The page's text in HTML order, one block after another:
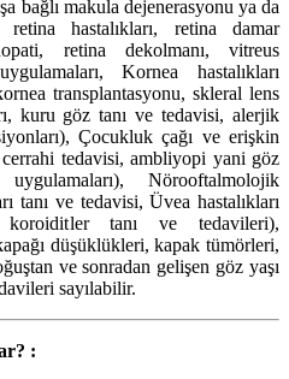
bağlı makula dejenerasyonu ya da
retina hastalıkları, retina damar
retina dekolmanı, vitreus
Kornea hastalıkları
transplantasyonu, skleral lens
kuru göz tanı ve tedavisi, alerjik
Çocukluk çağı ve erişkin
cerrahi tedavisi, ambliyopi yani göz
Nörooftalmolojik
tanı ve tedavisi, Üvea hastalıkları
koroiditler tanı ve tedavileri),
düşüklükleri, kapak tümörleri,
ve sonradan gelişen göz yaşı
sayılabilir.
: